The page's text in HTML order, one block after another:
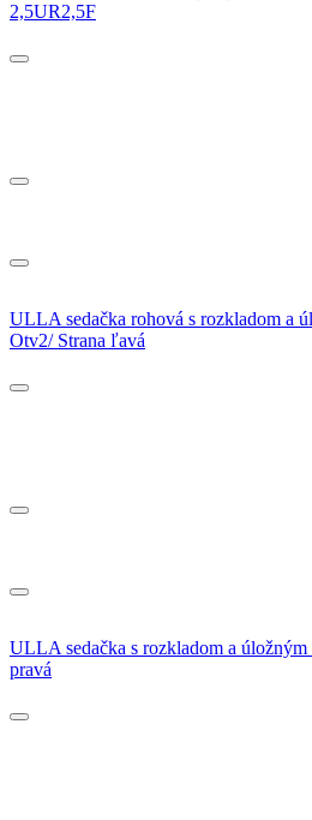
2,5UR2,5F
ULLA sedačka rohová s rozkladom a
Otv2/ Strana ľavá
ULLA sedačka s rozkladom a úložným
pravá